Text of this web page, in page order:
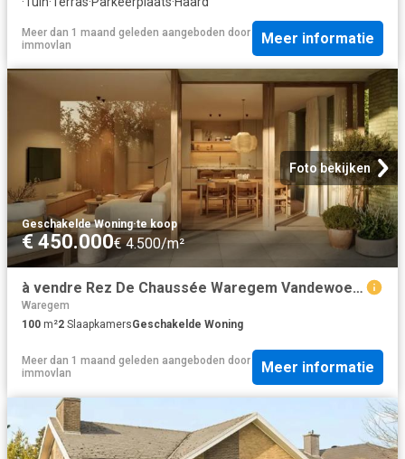
Meer dan 1 maand geleden aangeboden door
immovlan
Meer informatie
Foto bekijken
Geschakelde Woning·te koop
€ 450.000€ 4.500/m²
à vendre Rez De Chaussée Waregem Vandewoestijnelaan
Waregem
100 m²2 SlaapkamersGeschakelde Woning
Meer dan 1 maand geleden aangeboden door
immovlan
Meer informatie